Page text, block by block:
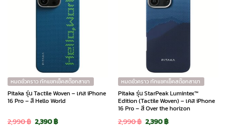
หมดชั่วคราว ทักแชทเช็คสต๊อกสาขา
Pitaka รุ่น Tactile Woven – เคส iPhone
16 Pro – สี Hello World
2,990฿ Original
2,390฿Current
หมดชั่วคราว ทักแชทเช็คสต๊อกสาขา
Pitaka รุ่น StarPeak Lumintex™
Edition (Tactile Woven) – เคส iPhone
16 Pro – สี Over the horizon
2,990฿ Original
2,390฿Current